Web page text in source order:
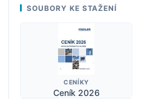
SOUBORY KE STAŽENÍ
CENÍKY
Ceník 2026